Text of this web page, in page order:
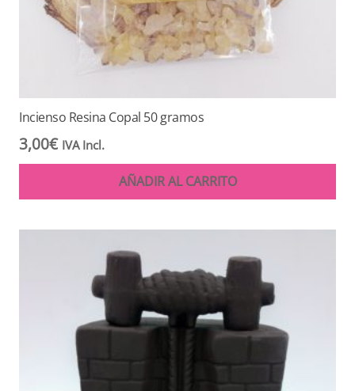
Incienso Resina Copal 50 gramos
3,00€ IVA Incl.
AÑADIR AL CARRITO